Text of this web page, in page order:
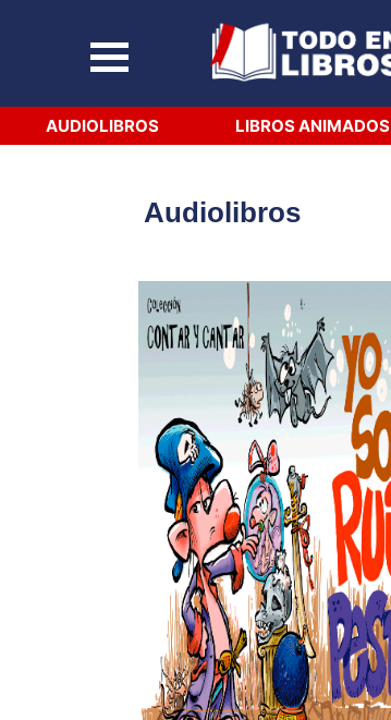
AUDIOLIBROS LIBROS ANIMADOS
Audiolibros